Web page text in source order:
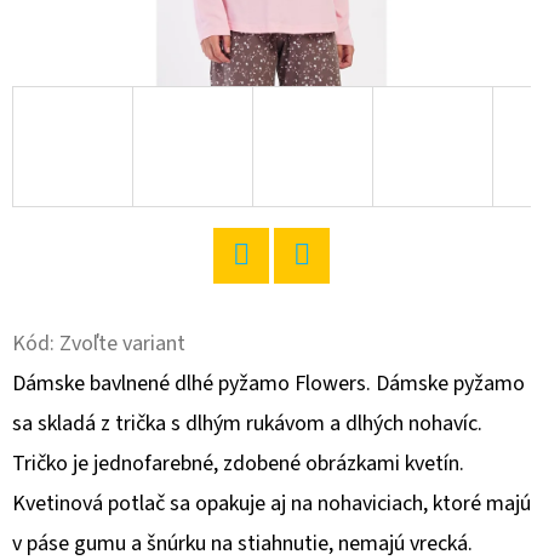
Kód: Zvoľte variant
Dámske bavlnené dlhé pyžamo Flowers. Dámske pyžamo
sa skladá z trička s dlhým rukávom a dlhých nohavíc.
Tričko je jednofarebné, zdobené obrázkami kvetín.
Kvetinová potlač sa opakuje aj na nohaviciach, ktoré majú
v páse gumu a šnúrku na stiahnutie, nemajú vrecká.
HĽADAŤ
R
Ú
Č
A
M
E